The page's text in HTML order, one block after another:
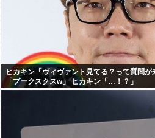
ヒカキン「ヴィヴァント見てる？って質問
「プークスクスw」 ヒカキン「…！？」